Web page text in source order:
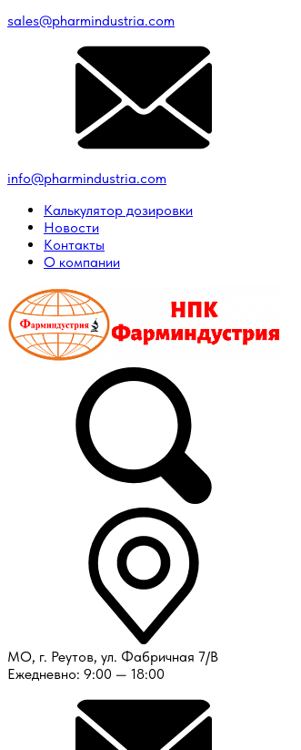
sales@pharmindustria.com
info@pharmindustria.com
Калькулятор дозировки
Новости
Контакты
О компании
МО, г. Реутов, ул. Фабричная 7/В
Ежедневно: 9:00 — 18:00